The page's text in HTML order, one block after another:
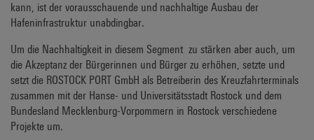
kann, ist der vorausschauende und nachhaltige Ausbau der
Hafeninfrastruktur unabdingbar.
Um die Nachhaltigkeit in diesem Segment zu stärken aber auch, um
die Akzeptanz der Bürgerinnen und Bürger zu erhöhen, setzte und
setzt die ROSTOCK PORT GmbH als Betreiberin des Kreuzfahrterminals
zusammen mit der Hanse- und Universitätsstadt Rostock und dem
Bundesland Mecklenburg-Vorpommern in Rostock verschiedene
Projekte um.